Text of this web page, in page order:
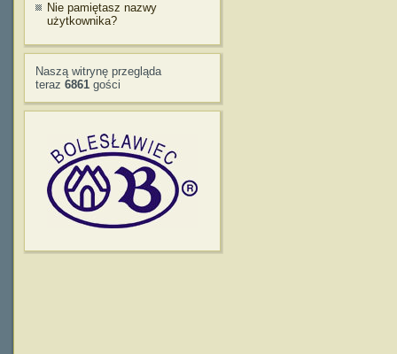
Nie pamiętasz nazwy
użytkownika?
Naszą witrynę przegląda
teraz 6861 gości